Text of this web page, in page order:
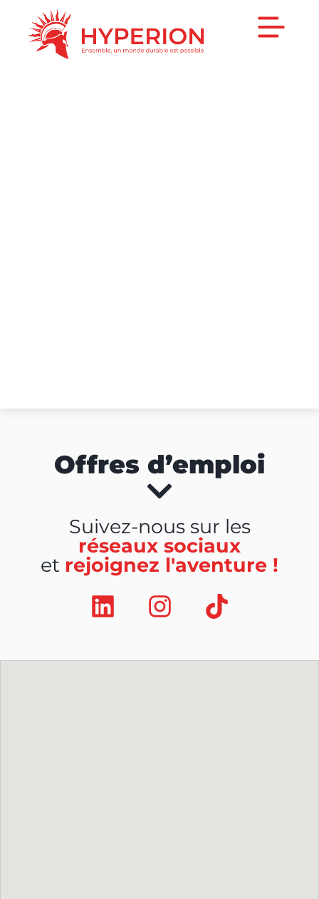
Offres d’emploi
Suivez-nous sur les
réseaux sociaux
et rejoignez l'aventure !